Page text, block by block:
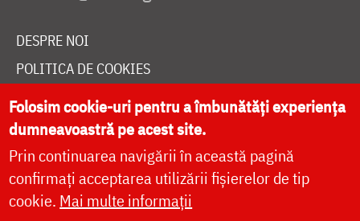
DESPRE NOI
POLITICA DE COOKIES
DONEAZĂ ONLINE PENTRU CATEDRALA NAȚIONALĂ
LIVE
Folosim cookie-uri pentru a îmbunătăți experiența
dumneavoastră pe acest site.
Prin continuarea navigării în această pagină
confirmați acceptarea utilizării fișierelor de tip
cookie. Mai multe informații